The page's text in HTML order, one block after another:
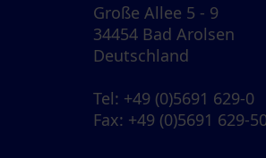
Große Allee 5 - 9
34454 Bad Arolsen
Deutschland
Tel: +49 (0)5691 629-0
Fax: +49 (0)5691 629-